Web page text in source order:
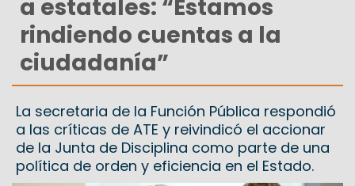
a estatales: “Estamos
rindiendo cuentas a la
ciudadanía”
La secretaria de la Función Pública respondió
a las críticas de ATE y reivindicó el accionar
de la Junta de Disciplina como parte de una
política de orden y eficiencia en el Estado.